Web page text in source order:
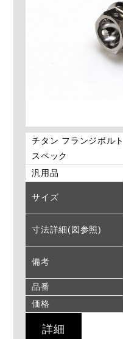
チタン フランジボル
スペック
汎用品
サイズ
寸法詳細(図参照)
備考
品番
価格
詳細